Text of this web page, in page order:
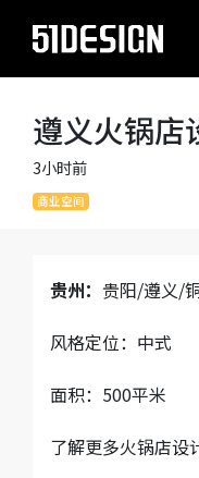
遵义火锅店
3小时前
商业空间
贵州： 贵阳/遵义/
风格定位：中式
面积：500平米
了解更多火锅店设